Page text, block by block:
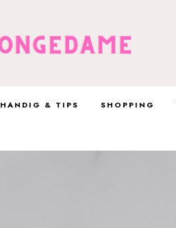
HANDIG & TIPS SHOPPING